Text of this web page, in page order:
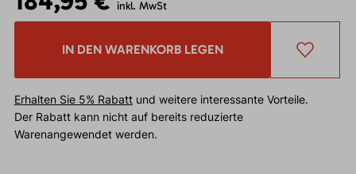
inkl. MwSt
IN DEN WARENKORB LEGEN
Erhalten Sie 5% Rabattund weitere interessante Vorteile.
Der Rabatt kann nicht auf bereits reduzierte
Warenangewendet werden.